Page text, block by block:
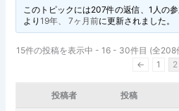
このトピックには207件の返信、1人の
より 19年、 7ヶ月前に更新されました。
15件の投稿を表示中 - 16 - 30件目 (全208
←
1 2
投稿者 投稿